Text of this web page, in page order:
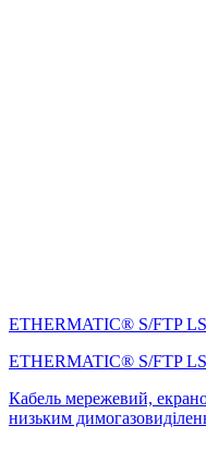
ETHERMATIC® S/FTP
ETHERMATIC® S/FTP
Кабель мережевий,
низьким